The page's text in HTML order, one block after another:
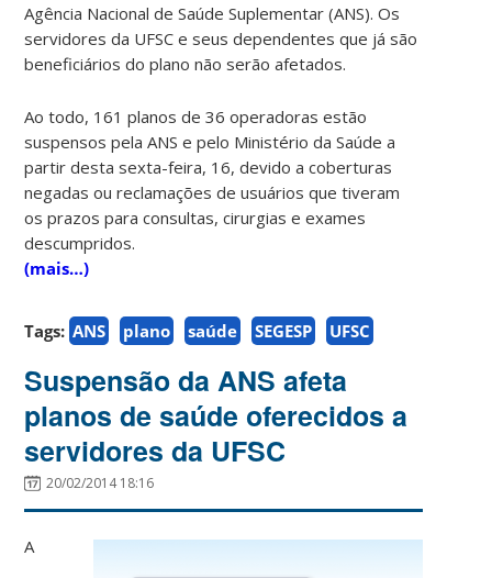
Agência Nacional de Saúde Suplementar (ANS). Os
servidores da UFSC e seus dependentes que já são
beneficiários do plano não serão afetados.
Ao todo, 161 planos de 36 operadoras estão
suspensos pela ANS e pelo Ministério da Saúde a
partir desta sexta-feira, 16, devido a coberturas
negadas ou reclamações de usuários que tiveram
os prazos para consultas, cirurgias e exames
descumpridos.
(mais…)
Tags: ANS plano saúde SEGESP UFSC
Suspensão da ANS afeta
planos de saúde oferecidos a
servidores da UFSC
20/02/2014 18:16
A